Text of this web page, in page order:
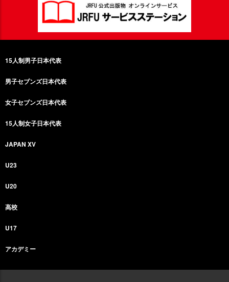
15人制男子日本代表
男子セブンズ日本代表
女子セブンズ日本代表
15人制女子日本代表
JAPAN XV
U23
U20
高校
U17
アカデミー